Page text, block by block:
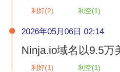
利好(2) 利空(1)
2026年05月06日 02:14
Ninja.io域名以9.5万
利好(1) 利空(1)